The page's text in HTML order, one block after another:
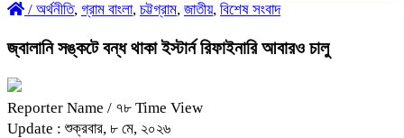
/ অর্থনীতি, গ্রাম বাংলা, চট্টগ্রাম, জাতীয়, বিশেষ সংবাদ
জ্বালানি সঙ্কটে বন্ধ থাকা ইস্টার্ন রিফাইনারি আবারও চালু
Reporter Name / ৭৮ Time View
Update : শুক্রবার, ৮ মে, ২০২৬